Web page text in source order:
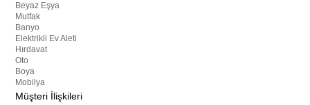
Beyaz Eşya
Mutfak
Banyo
Elektrikli Ev Aleti
Hırdavat
Oto
Boya
Mobilya
Müşteri İlişkileri